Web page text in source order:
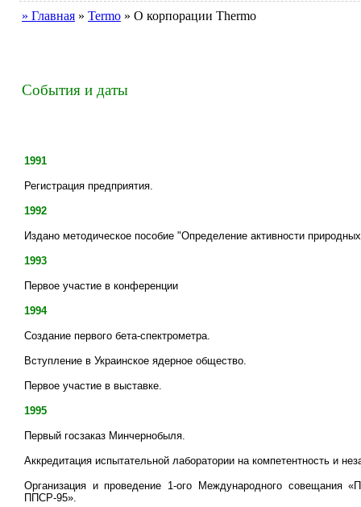
» Главная » Termo » О корпорации Thermo
События и даты
1991
Регистрация предприятия.
1992
Издано методическое пособие "Определение активности
1993
Первое участие в конференции
1994
Создание первого бета-спектрометра.
Вступление в Украинское ядерное общество.
Первое участие в выставке.
1995
Первый госзаказ Минчернобыля.
Аккредитация испытательной лаборатории на компетентность и
Организация и проведение 1-ого Международного совещания
ППСР-95».